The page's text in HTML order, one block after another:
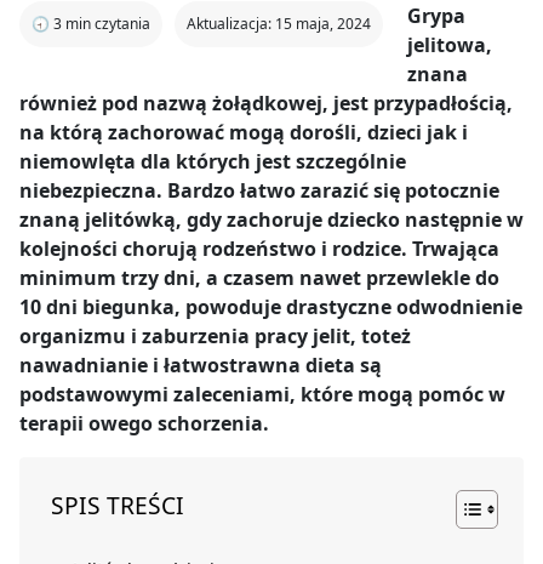
🕣 3 min czytania Aktualizacja: 15 maja, 2024
Grypa
jelitowa,
znana
również pod nazwą żołądkowej, jest przypadłością,
na którą zachorować mogą dorośli, dzieci jak i
niemowlęta dla których jest szczególnie
niebezpieczna. Bardzo łatwo zarazić się potocznie
znaną jelitówką, gdy zachoruje dziecko następnie w
kolejności chorują rodzeństwo i rodzice. Trwająca
minimum trzy dni, a czasem nawet przewlekle do
10 dni biegunka, powoduje drastyczne odwodnienie
organizmu i zaburzenia pracy jelit, toteż
nawadnianie i łatwostrawna dieta są
podstawowymi zaleceniami, które mogą pomóc w
terapii owego schorzenia.
SPIS TREŚCI